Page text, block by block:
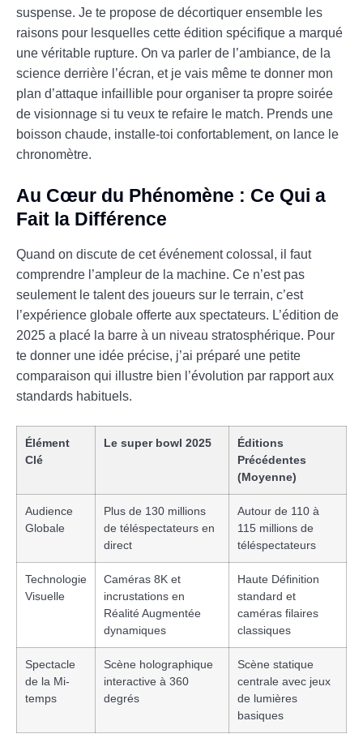
suspense. Je te propose de décortiquer ensemble les
raisons pour lesquelles cette édition spécifique a marqué
une véritable rupture. On va parler de l’ambiance, de la
science derrière l’écran, et je vais même te donner mon
plan d’attaque infaillible pour organiser ta propre soirée
de visionnage si tu veux te refaire le match. Prends une
boisson chaude, installe-toi confortablement, on lance le
chronomètre.
Au Cœur du Phénomène : Ce Qui a
Fait la Différence
Quand on discute de cet événement colossal, il faut
comprendre l’ampleur de la machine. Ce n’est pas
seulement le talent des joueurs sur le terrain, c’est
l’expérience globale offerte aux spectateurs. L’édition de
2025 a placé la barre à un niveau stratosphérique. Pour
te donner une idée précise, j’ai préparé une petite
comparaison qui illustre bien l’évolution par rapport aux
standards habituels.
Élément
Clé
Le super bowl 2025
Éditions
Précédentes
(Moyenne)
Audience
Globale
Plus de 130 millions
de téléspectateurs en
direct
Autour de 110 à
115 millions de
téléspectateurs
Technologie
Visuelle
Caméras 8K et
incrustations en
Réalité Augmentée
dynamiques
Haute Définition
standard et
caméras filaires
classiques
Spectacle
de la Mi-
temps
Scène holographique
interactive à 360
degrés
Scène statique
centrale avec jeux
de lumières
basiques